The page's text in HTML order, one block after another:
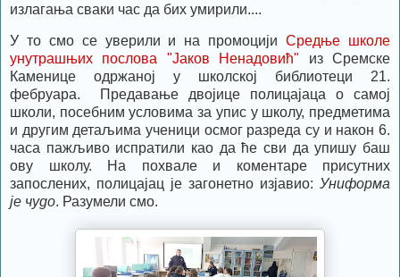
излагања сваки час да бих умирили....
У то смо се уверили и на промоцијиСредње школе
унутрашњих послова "Јаков Ненадовић" из Сремске
Каменице одржаној у школској библиотеци 21.
фебруара. Предавање двојице полицајаца о самој
школи, посебним условима за упис у школу, предметима
и другим детаљима ученици осмог разреда су и након 6.
часа пажљиво испратили као да ће сви да упишу баш
ову школу. На похвале и коментаре присутних
запослених, полицајац је загонетно изјавио: Униформа
је чудо. Разумели смо.